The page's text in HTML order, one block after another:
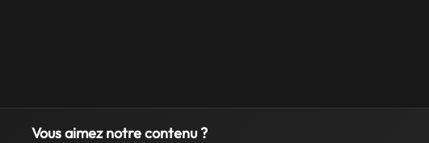
Vous aimez notre contenu ?